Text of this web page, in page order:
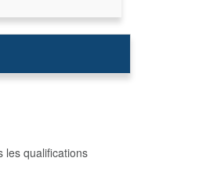
les qualifications